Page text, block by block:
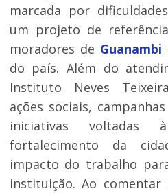
marcada por
um projeto de
moradores de Guanambi
do país. Além do
Instituto Neves
ações sociais,
iniciativas
fortalecimento da
impacto do trabalho
instituição. Ao comentar